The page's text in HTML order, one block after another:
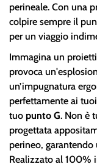
perineale. Con una
colpire sempre il
per un viaggio
Immagina un
provoca
un’impugnatura
perfettamente ai
tuo punto G. Non è
progettata
perineo,
Realizzato al 100%